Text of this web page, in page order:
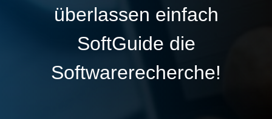
überlassen einfach
SoftGuide die
Softwarerecherche!